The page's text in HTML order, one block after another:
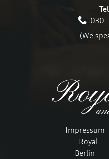
030
(We
Impressum
– Royal
Berlin